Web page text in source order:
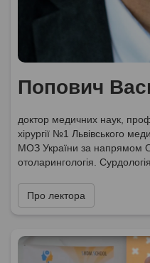
Попович
доктор медичних наук,
хірургії №1 Львівського
МОЗ України за напрямом
отоларингологія. Сурдологія
Про лектора